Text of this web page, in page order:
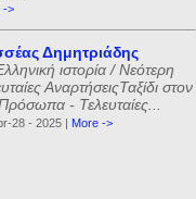
->
Δημητριάδης
ιστορία / Νεότερη
ΑναρτήσειςΤαξίδι στον
- Τελευταίες...
28 - 2025 | More ->